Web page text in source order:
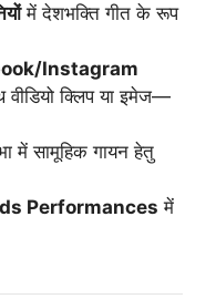
में देशभक्ति गीत के रूप
Instagram
क्लिप या इमेज—
में सामूहिक गायन हेतु
Performances में